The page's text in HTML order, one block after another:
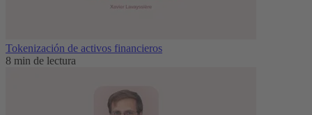
Tokenización de activos financieros
8 min de lectura